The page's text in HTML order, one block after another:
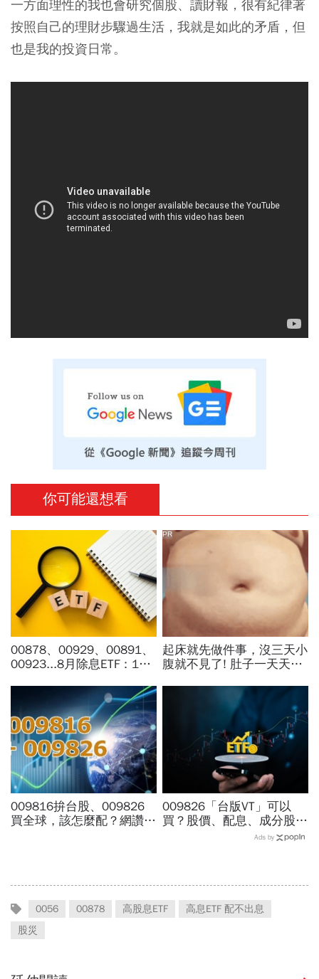
一方面理性的我也會研究個股、讀財報，很有紀律著
按照自己的理財步驟過生活，我就是如此的矛盾，但
也是我的投資日常。
你可能還想看
00878、00929、00891、
00923...8月除息ETF：14
金額、最後買進日，如何息
利雙賺
起床就先做件事，沒三天小
腹就不見了! 肚子一天天變
PR
009816拚台股、009826
買全球，該怎麼配？網讚
009826「台版VT」可以
買？股價、配息、成分股…
和全球VT哪不同，為何連
Ads by
0056 00878 高股息ETF
高息ETF 配不出息
股災